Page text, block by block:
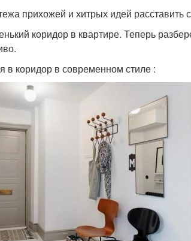
прихожей и хитрых идей
коридор в квартире. Теперь
в коридор в современном стиле :